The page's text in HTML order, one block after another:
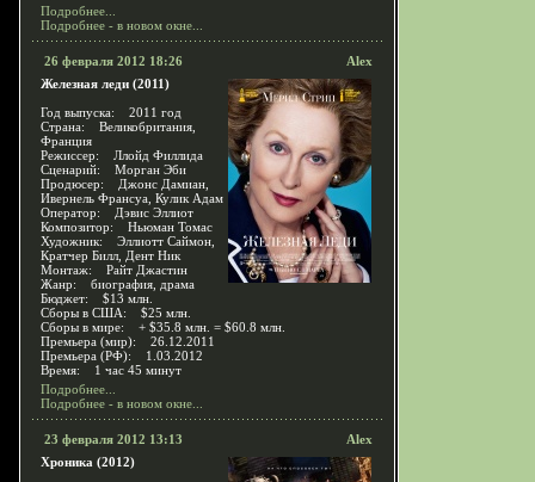
Подробнее...
Подробнее - в новом окне...
26 февраля 2012 18:26
Alex
Железная леди (2011)
Год выпуска: 2011 год
Страна: Великобритания,
Франция
Режиссер: Ллойд Филлида
Сценарий: Морган Эби
Продюсер: Джонс Дамиан,
Ивернель Франсуа, Кулик Адам
Оператор: Дэвис Эллиот
Композитор: Ньюман Томас
Художник: Эллиотт Саймон,
Кратчер Билл, Дент Ник
Монтаж: Райт Джастин
Жанр: биография, драма
Бюджет: $13 млн.
Сборы в США: $25 млн.
Сборы в мире: + $35.8 млн. = $60.8 млн.
Премьера (мир): 26.12.2011
Премьера (РФ): 1.03.2012
Время: 1 час 45 минут
Подробнее...
Подробнее - в новом окне...
23 февраля 2012 13:13
Alex
Хроника (2012)